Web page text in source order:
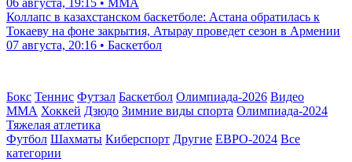
Коллапс в казахстанском баскетболе: Астана обратилась к
Токаеву на фоне закрытия, Атырау проведет сезон в Армении
07 августа, 20:16 • Баскетбол
Бокс Теннис Футзал Баскетбол Олимпиада-2026 Видео
ММА Хоккей Дзюдо Зимние виды спорта Олимпиада-2024
Тяжелая атлетика
Футбол Шахматы Киберспорт Другие ЕВРО-2024 Все
категории